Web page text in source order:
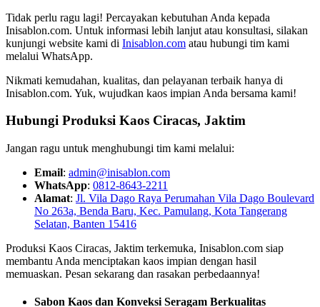
Tidak perlu ragu lagi! Percayakan kebutuhan Anda kepada
Inisablon.com. Untuk informasi lebih lanjut atau konsultasi, silakan
kunjungi website kami di Inisablon.com atau hubungi tim kami
melalui WhatsApp.
Nikmati kemudahan, kualitas, dan pelayanan terbaik hanya di
Inisablon.com. Yuk, wujudkan kaos impian Anda bersama kami!
Hubungi Produksi Kaos Ciracas, Jaktim
Jangan ragu untuk menghubungi tim kami melalui:
Email: admin@inisablon.com
WhatsApp: 0812-8643-2211
Alamat: Jl. Vila Dago Raya Perumahan Vila Dago Boulevard
No 263a, Benda Baru, Kec. Pamulang, Kota Tangerang
Selatan, Banten 15416
Produksi Kaos Ciracas, Jaktim terkemuka, Inisablon.com siap
membantu Anda menciptakan kaos impian dengan hasil
memuaskan. Pesan sekarang dan rasakan perbedaannya!
Sabon Kaos dan Konveksi Seragam Berkualitas